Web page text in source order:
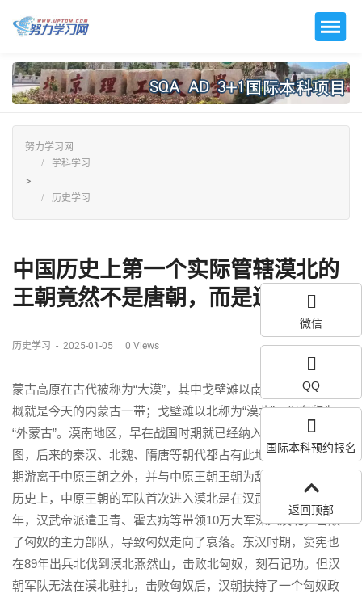
努力学习网
学科学习
>
历史学习
中国历史上第一个实际管辖漠北的
王朝竟然不是唐朝，而是辽国...
历史学习 - 2025-01-05 0 Views
蒙古高原在古代被称为“大漠”，其中戈壁滩以南称为“漠南”，大
概就是今天的内蒙古一带；戈壁滩以北称为“漠北”，现在称为
“外蒙古”。漠南地区，早在战国时期就已经纳入了中原政权的版
图，后来的秦汉、北魏、隋唐等朝代都占有此地。而漠北却长
期游离于中原王朝之外，并与中原王朝王朝为敌。
历史上，中原王朝的军队首次进入漠北是在汉武帝时期。前119
年，汉武帝派遣卫青、霍去病等带领10万大军深入漠北，击败
了匈奴的主力部队，导致匈奴走向了衰落。东汉时期，窦宪也
在89年出兵北伐到漠北燕然山，击败北匈奴，刻石记功。但汉
朝军队无法在漠北驻扎，击败匈奴后，汉朝扶持了一个匈奴政
微信
QQ
国际本科预约报名
返回顶部